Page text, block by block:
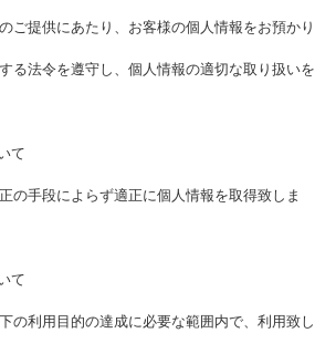
ご提供にあたり、お客様の個人情報をお預かり
る法令を遵守し、個人情報の適切な取り扱いを
て
の手段によらず適正に個人情報を取得致しま
て
の利用目的の達成に必要な範囲内で、利用致し